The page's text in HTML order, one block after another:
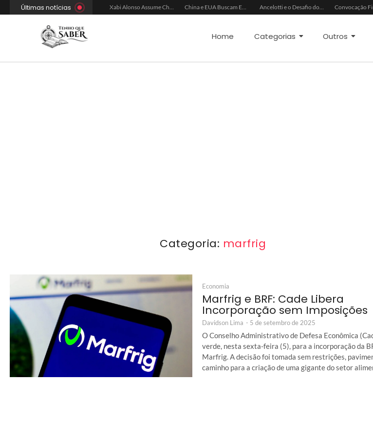
Últimas notícias Xabi Alonso Assume Chelsea: Nova Estratégia Gerencial e Contrato Até 2030 China e EUA Buscam Expansão do Comércio Agrícola Ancelotti e o Desafio dos Goleiros na Seleção
Home Categorias Outros
Categoria: marfrig
Economia
Marfrig e BRF: Cade Libera
Incorporação sem Imposições
Davidson Lima - 5 de setembro de 2025
O Conselho Administrativo de Defesa Econômica
verde, nesta sexta-feira (5), para a incorporação da
Marfrig. A decisão foi tomada sem restrições,
caminho para a criação de uma gigante do setor